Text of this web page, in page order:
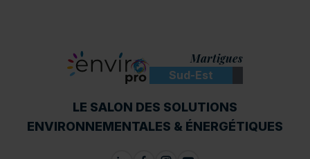
Martigues
Sud-Est
LE SALON DES SOLUTIONS
ENVIRONNEMENTALES & ÉNERGÉTIQUES